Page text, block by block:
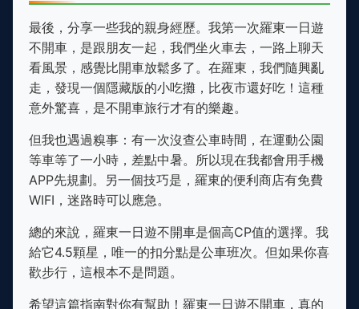
最後，分享一些我的親身經歷。我第一次羅東一日遊
不開車，是跟朋友一起，我們坐火車去，一路上聊天
看風景，感覺比開車放鬆多了。在羅東，我們隨興亂
走，發現一個隱藏版的小吃攤，比夜市還好吃！這種
意外驚喜，是不開車旅行才有的樂趣。
但我也遇過糗事：有一次沒查公車時間，在運動公園
等車等了一小時，差點中暑。所以現在我都會用手機
APP先規劃。另一個技巧是，羅東的便利商店有免費
WIFI，迷路時可以應急。
總的來說，羅東一日遊不開車是個高CP值的選擇。我
給它4.5顆星，唯一的扣分點是公車班次。但如果你喜
歡步行，這根本不是問題。
希望這篇指南對你有幫助！羅東一日遊不開車，真的